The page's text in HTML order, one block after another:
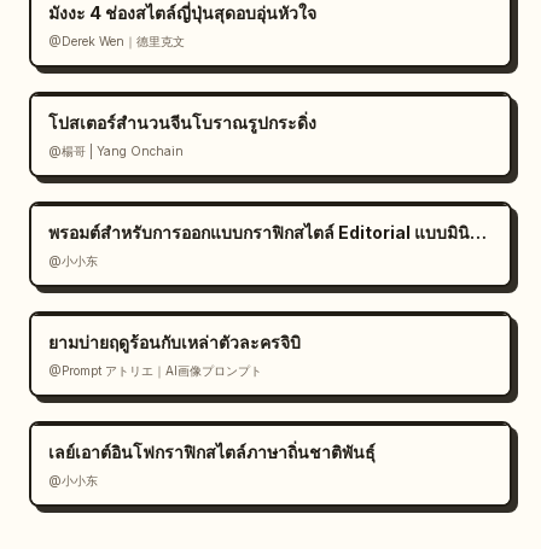
มังงะ 4 ช่องสไตล์ญี่ปุ่นสุดอบอุ่นหัวใจ
@Derek Wen｜德里克文
โปสเตอร์สำนวนจีนโบราณรูปกระดิ่ง
@楊哥 | Yang Onchain
พรอมต์สำหรับการออกแบบกราฟิกสไตล์ Editorial แบบมินิมอล
@小小东
ยามบ่ายฤดูร้อนกับเหล่าตัวละครจิบิ
@Prompt アトリエ｜AI画像プロンプト
เลย์เอาต์อินโฟกราฟิกสไตล์ภาษาถิ่นชาติพันธุ์
@小小东